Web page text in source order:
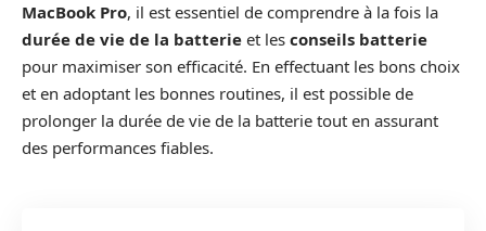
MacBook Pro, il est essentiel de comprendre à la fois la
durée de vie de la batterie et les conseils batterie
pour maximiser son efficacité. En effectuant les bons choix
et en adoptant les bonnes routines, il est possible de
prolonger la durée de vie de la batterie tout en assurant
des performances fiables.